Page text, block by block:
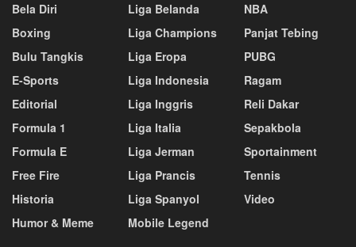
Bela Diri
Boxing
Bulu Tangkis
E-Sports
Editorial
Formula 1
Formula E
Free Fire
Historia
Humor & Meme
Liga Belanda
Liga Champions
Liga Eropa
Liga Indonesia
Liga Inggris
Liga Italia
Liga Jerman
Liga Prancis
Liga Spanyol
Mobile Legend
NBA
Panjat Tebing
PUBG
Ragam
Reli Dakar
Sepakbola
Sportainment
Tennis
Video